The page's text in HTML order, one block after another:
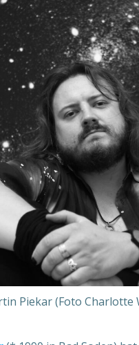
Piekar (Foto Charlotte